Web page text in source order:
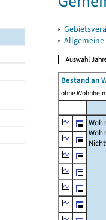
▸
▸
Bestand an
ohne